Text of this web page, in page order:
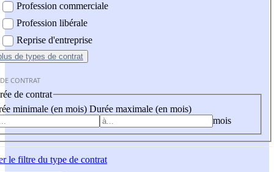
Profession commerciale
Profession libérale
Reprise d'entreprise
de types de contrat
CONTRAT
de contrat
minimale (en mois) Durée maximale (en mois)
mois
le filtre du type de contrat